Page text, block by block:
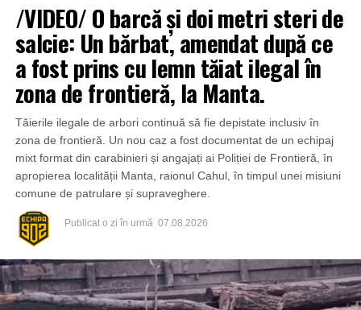
/VIDEO/ O barcă și doi metri steri de
salcie: Un bărbat, amendat după ce
a fost prins cu lemn tăiat ilegal în
zona de frontieră, la Manta.
Tăierile ilegale de arbori continuă să fie depistate inclusiv în
zona de frontieră. Un nou caz a fost documentat de un echipaj
mixt format din carabinieri și angajați ai Poliției de Frontieră, în
apropierea localității Manta, raionul Cahul, în timpul unei misiuni
comune de patrulare și supraveghere.
Publicat o zi în urmă 07.08.2026